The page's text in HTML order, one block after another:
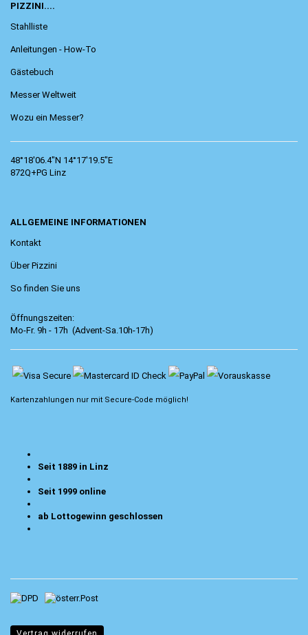
PIZZINI....
Stahlliste
Anleitungen - How-To
Gästebuch
Messer Weltweit
Wozu ein Messer?
48°18'06.4"N 14°17'19.5"E
872Q+PG Linz
ALLGEMEINE INFORMATIONEN
Kontakt
Über Pizzini
So finden Sie uns
Öffnungszeiten:
Mo-Fr. 9h - 17h (Advent-Sa.10h-17h)
Kartenzahlungen nur mit Secure-Code möglich!
Seit 1889 in Linz
Seit 1999 online
ab Lottogewinn geschlossen